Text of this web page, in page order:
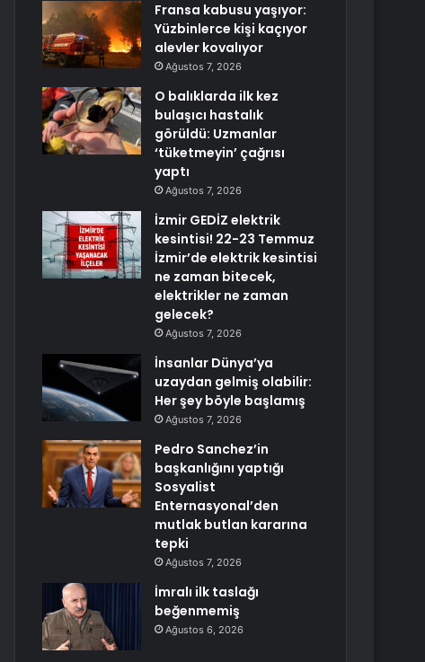
Fransa kabusu yaşıyor:
Yüzbinlerce kişi kaçıyor
alevler kovalıyor
Ağustos 7, 2026
O balıklarda ilk kez
bulaşıcı hastalık
görüldü: Uzmanlar
‘tüketmeyin’ çağrısı
yaptı
Ağustos 7, 2026
İzmir GEDİZ elektrik
kesintisi! 22-23 Temmuz
İzmir’de elektrik kesintisi
ne zaman bitecek,
elektrikler ne zaman
gelecek?
Ağustos 7, 2026
İnsanlar Dünya’ya
uzaydan gelmiş olabilir:
Her şey böyle başlamış
Ağustos 7, 2026
Pedro Sanchez’in
başkanlığını yaptığı
Sosyalist
Enternasyonal’den
mutlak butlan kararına
tepki
Ağustos 7, 2026
İmralı ilk taslağı
beğenmemiş
Ağustos 6, 2026